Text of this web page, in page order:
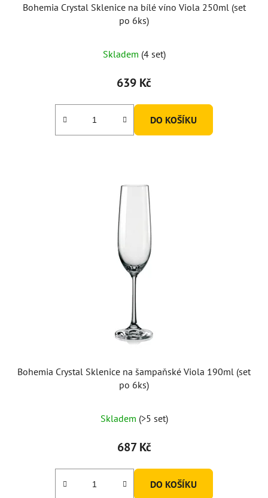
Bohemia Crystal Sklenice na bílé víno Viola 250ml (set
po 6ks)
Skladem (4 set)
639 Kč
DO KOŠÍKU
Bohemia Crystal Sklenice na šampaňské Viola 190ml (set
po 6ks)
Skladem (>5 set)
687 Kč
DO KOŠÍKU